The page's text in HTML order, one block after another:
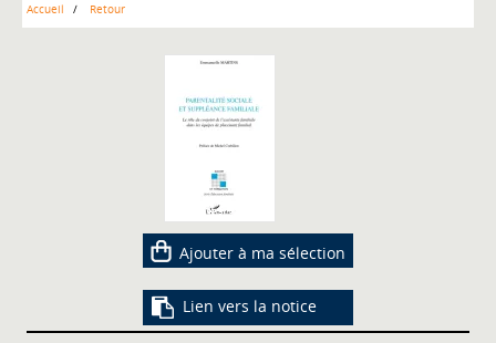
Accueil Retour
Ajouter à ma sélection
Lien vers la notice